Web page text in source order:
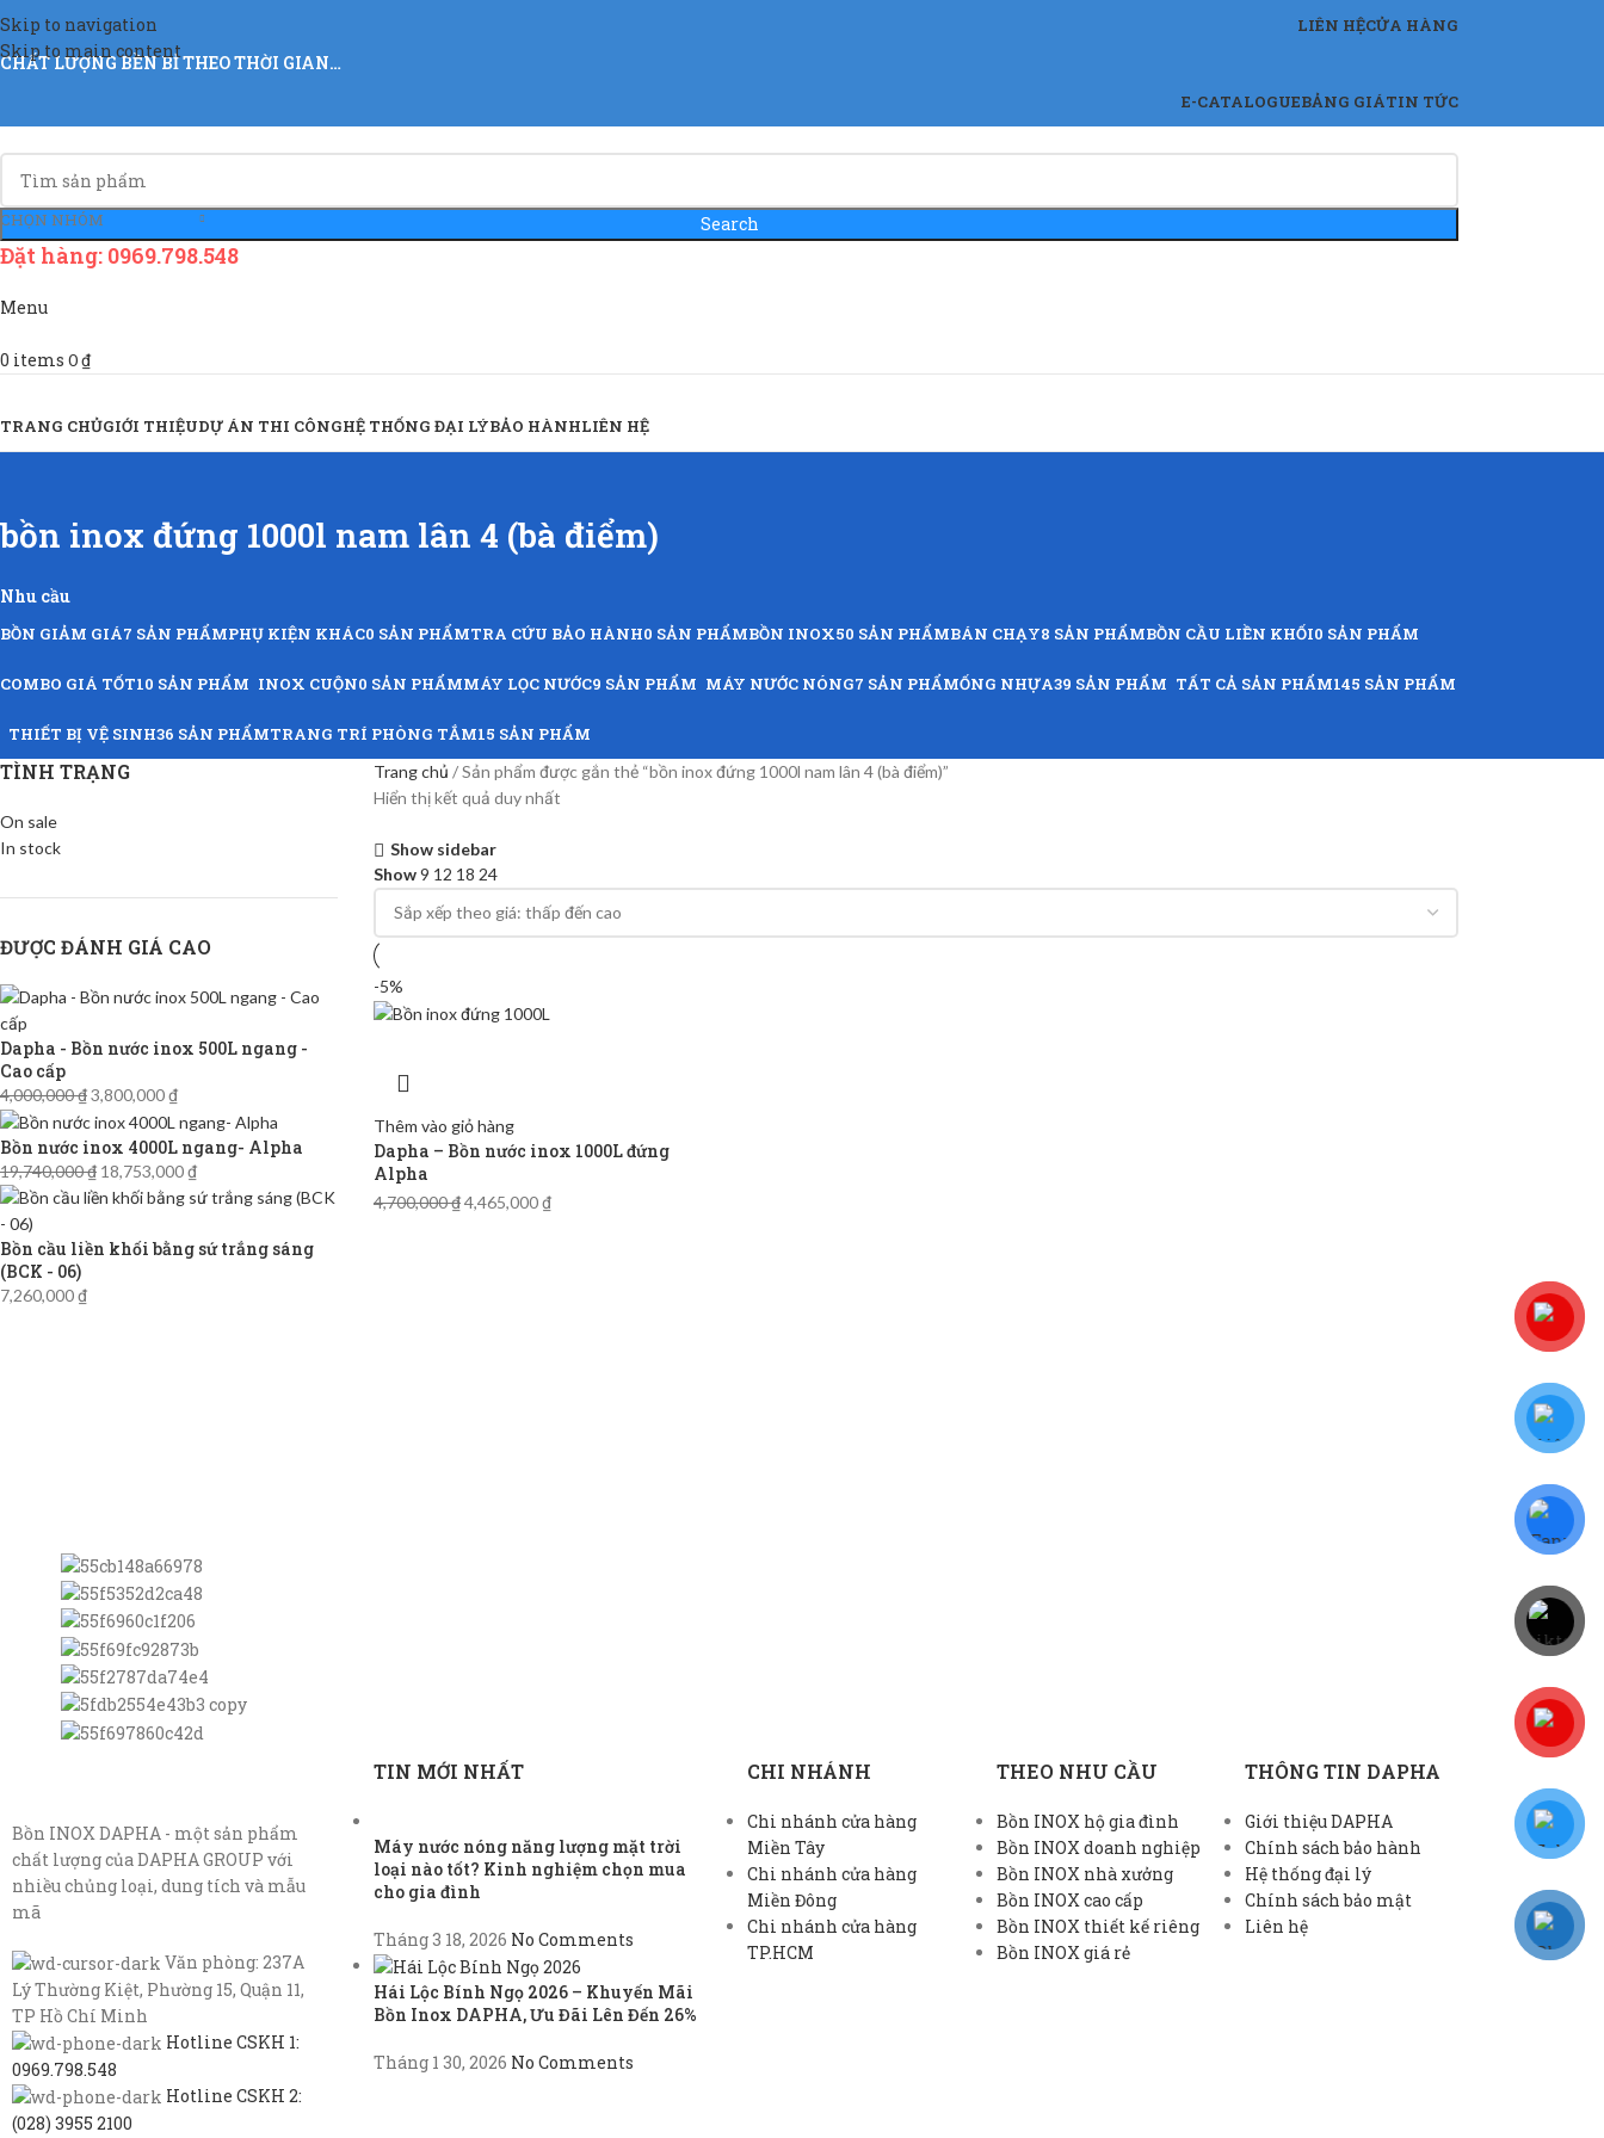
Skip to navigation
Skip to main content
LIÊN HỆCỬA HÀNG
CHẤT LƯỢNG BỀN BỈ THEO THỜI GIAN…
E-CATALOGUEBẢNG GIÁTIN TỨC
CHỌN NHÓM Search
Đặt hàng: 0969.798.548
Menu
0 items 0₫
TRANG CHỦGIỚI THIỆUDỰ ÁN THI CÔNGHỆ THỐNG ĐẠI LÝBẢO HÀNHLIÊN HỆ
bồn inox đứng 1000l nam lân 4 (bà điểm)
Nhu cầu
BỒN GIẢM GIÁ7 SẢN PHẨMPHỤ KIỆN KHÁC0 SẢN PHẨMTRA CỨU BẢO HÀNH0 SẢN PHẨMBỒN INOX50 SẢN PHẨMBÁN CHẠY8 SẢN PHẨMBỒN CẦU LIỀN KHỐI0 SẢN PHẨM
COMBO GIÁ TỐT10 SẢN PHẨM INOX CUỘN0 SẢN PHẨMMÁY LỌC NƯỚC9 SẢN PHẨM MÁY NƯỚC NÓNG7 SẢN PHẨMỐNG NHỰA39 SẢN PHẨM TẤT CẢ SẢN PHẨM145 SẢN PHẨM
THIẾT BỊ VỆ SINH36 SẢN PHẨMTRANG TRÍ PHÒNG TẮM15 SẢN PHẨM
TÌNH TRẠNG
On sale
In stock
ĐƯỢC ĐÁNH GIÁ CAO
Dapha - Bồn nước inox 500L ngang -
Cao cấp
4,000,000₫3,800,000₫
Bồn nước inox 4000L ngang- Alpha
19,740,000₫ 18,753,000₫
Bồn cầu liền khối bằng sứ trắng sáng
(BCK - 06)
7,260,000₫
Trang chủ
Sản phẩm được gắn thẻ “bồn inox đứng 1000l nam lân 4 (bà điểm)”
Hiển thị kết quả duy nhất
Show sidebar
Show9 12 18 24
-5%
Thêm vào giỏ hàng
Dapha – Bồn nước inox 1000L đứng
Alpha
4,700,000₫4,465,000₫
Bồn INOX DAPHA - một sản phẩm
chất lượng của DAPHA GROUP với
nhiều chủng loại, dung tích và mẫu
mã
Văn phòng: 237A
Lý Thường Kiệt, Phường 15, Quận 11,
TP Hồ Chí Minh
Hotline CSKH 1:
0969.798.548
Hotline CSKH 2:
(028) 3955 2100
TIN MỚI NHẤT
Máy nước nóng năng lượng mặt trời
loại nào tốt? Kinh nghiệm chọn mua
cho gia đình
Tháng 3 18, 2026 No Comments
Hái Lộc Bính Ngọ 2026 – Khuyến Mãi
Bồn Inox DAPHA, Ưu Đãi Lên Đến 26%
Tháng 1 30, 2026 No Comments
CHI NHÁNH
Chi nhánh cửa hàng
Miền Tây
Chi nhánh cửa hàng
Miền Đông
Chi nhánh cửa hàng
TP.HCM
THEO NHU CẦU
Bồn INOX hộ gia đình
Bồn INOX doanh nghiệp
Bồn INOX nhà xưởng
Bồn INOX cao cấp
Bồn INOX thiết kế riêng
Bồn INOX giá rẻ
THÔNG TIN DAPHA
Giới thiệu DAPHA
Chính sách bảo hành
Hệ thống đại lý
Chính sách bảo mật
Liên hệ